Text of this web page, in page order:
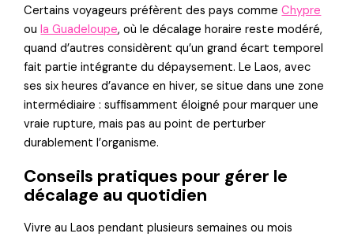
Certains voyageurs préfèrent des pays commeChypre
oula Guadeloupe, où le décalage horaire reste modéré,
quand d’autres considèrent qu’un grand écart temporel
fait partie intégrante du dépaysement. Le Laos, avec
ses six heures d’avance en hiver, se situe dans une zone
intermédiaire : suffisamment éloigné pour marquer une
vraie rupture, mais pas au point de perturber
durablement l’organisme.
Conseils pratiques pour gérer le
décalage au quotidien
Vivre au Laos pendant plusieurs semaines ou mois